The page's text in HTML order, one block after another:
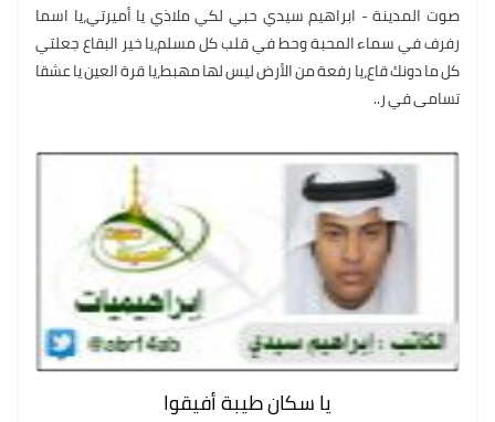
صوت المدينة - ابراهيم سيدي حبي لكي ملاذي يا أميرتي،يا اسما
رفرف في سماء المحبة وحط في قلب كل مسلم،يا خير البقاع جعلتي
كل ما دونك قاع،يا رفعة من الأرض ليس لها مهبط،يا قرة العين يا عشقا
تسامى في ر..
يا سكان طيبة أفيقوا